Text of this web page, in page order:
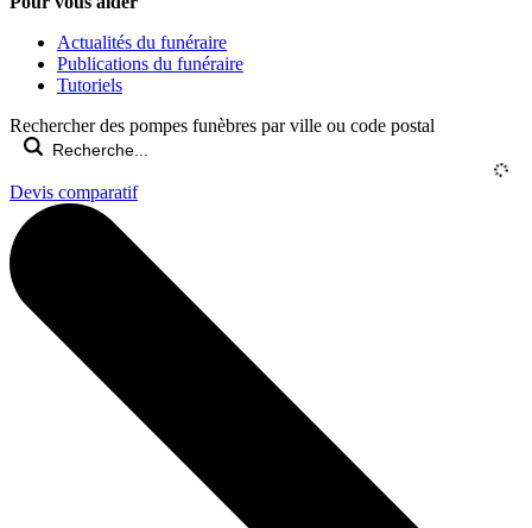
Actualités du funéraire
Publications du funéraire
Tutoriels
Rechercher des pompes funèbres par ville ou code postal
Devis comparatif